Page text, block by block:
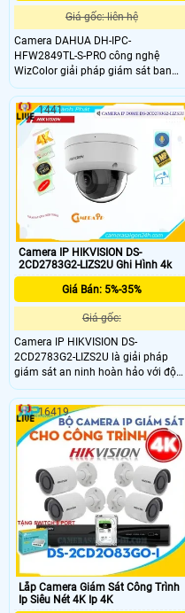
Giá gốc: liên hệ
Camera DAHUA DH-IPC-
HFW2849TL-S-PRO công nghệ
WizColor giải pháp giám sát ban
đêm với màu sắc sống động,chân
thực như ban ngày,với độ phân giải
cao 8MP siêu nét chân thực.Tích
hợp micro giúp ghi âm thanh rõ
ràng,tính năng phát hiện thông
minh SMD Plus,bảo vệ vành đai độ
chính xác cao,cảnh báo khi có xâm
nhập trái phép,chống bụi chống
nước chuẩn IP67.
Camera IP HIKVISION DS-
2CD2783G2-LIZS2U Ghi Hình 4k
Giá Bán: 5%-35%
Giá gốc:
Camera IP HIKVISION DS-
2CD2783G2-LIZS2U là giải pháp
giám sát an ninh hoàn hảo với độ
phân giải 8MP sắc nét, công nghệ
Acusense thông minh giúp phân
biệt người và vật thể, giảm thiểu báo
động giả. Sản phẩm phù hợp cho
nhiều môi trường khác nhau, từ gia
đình đến doanh nghiệp
1441
Lắp Camera Giám Sát Công Trình
Ip Siêu Nét 4K Ip 4K
16419